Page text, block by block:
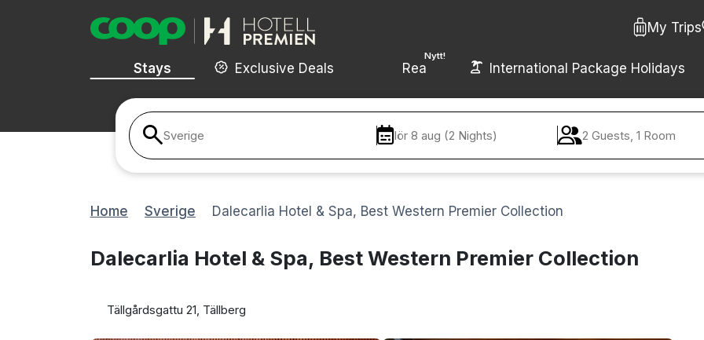
My Trips
Stays Exclusive Deals
Nytt!
Rea International Package Holidays
Sverige lör 8 aug (2 Nights) 2 Guests, 1 Room
Home Sverige Dalecarlia Hotel & Spa, Best Western Premier Collection
Dalecarlia Hotel & Spa, Best Western Premier Collection
Tällgårdsgattu 21, Tällberg